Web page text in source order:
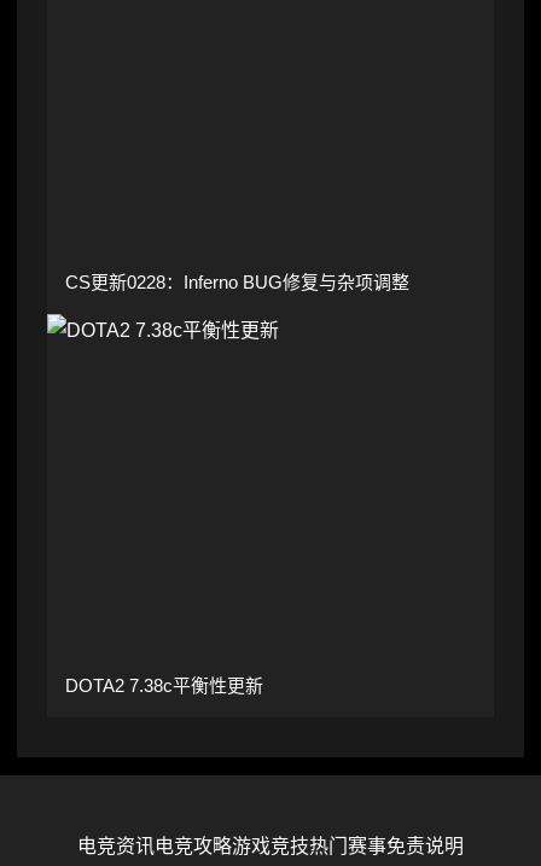
CS更新0228：Inferno BUG修复与杂项调整
DOTA2 7.38c平衡性更新
电竞资讯电竞攻略游戏竞技热门赛事免责说明